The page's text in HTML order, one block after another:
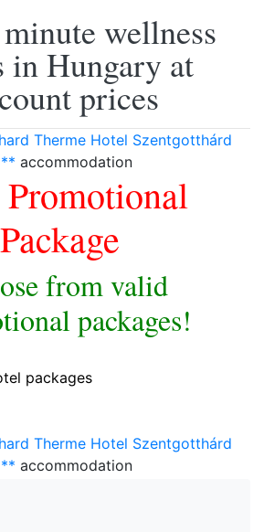
wellness
in Hungary at
prices
Therme Hotel Szentgotthárd
accommodation
Package
from valid
packages!
packages
Therme Hotel Szentgotthárd
accommodation